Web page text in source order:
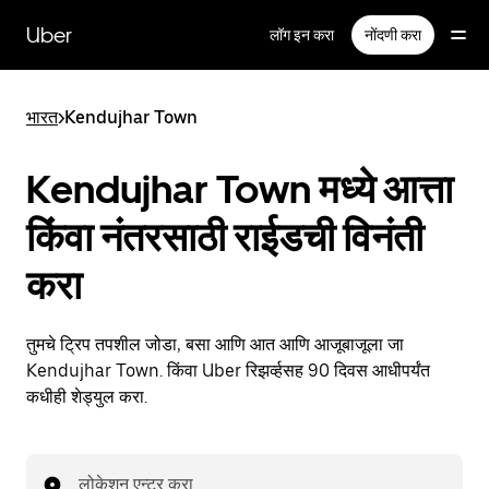
सामग्रीवरUber लॉग इन करा नोंदणी करा
भारत>Kendujhar Town
Kendujhar Town मध्ये आत्ता
किंवा नंतरसाठी राईडची विनंती
करा
तुमचे ट्रिप तपशील जोडा, बसा आणि आत आणि आजूबाजूला जा
Kendujhar Town. किंवा Uber रिझर्व्हसह 90 दिवस आधीपर्यंत
कधीही शेड्युल करा.
लोकेशन एन्टर करा